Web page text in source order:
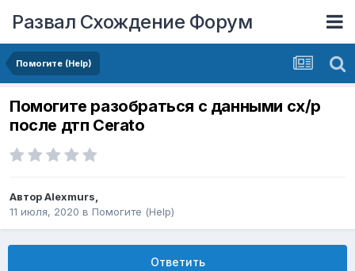
Развал Схождение Форум
Помогите (Help)
Помогите разобраться с данными сх/р
после дтп Cerato
АвторAlexmurs,
11 июля, 2020 в Помогите (Help)
Ответить